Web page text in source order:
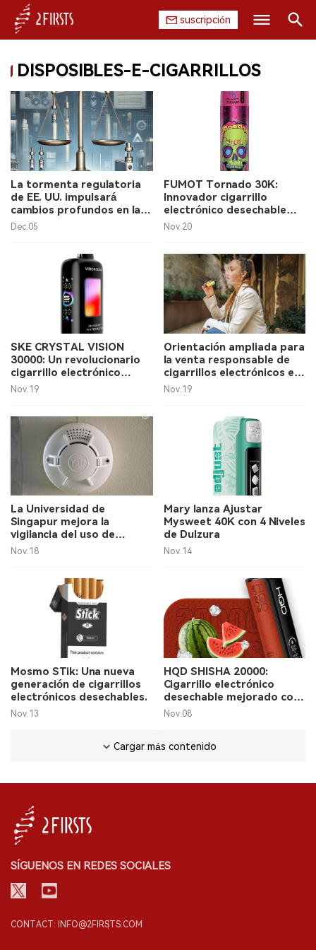
suscripción
INICIO
EMPRESA
PRODUCTO
REGULACIÓN
CHINA
EXPOSICIÓN
ENTREVISTA
DISPOSIBLES-E-CIGARRILLOS
La tormenta regulatoria
de EE. UU. impulsará
cambios profundos en la
cadena de suministro de
CEO de 2Firsts.
Dec.05
FUMOT Tornado 30K:
Innovador cigarrillo
electrónico desechable
sincronizado con música
Nov.20
SKE CRYSTAL VISION
30000: Un revolucionario
cigarrillo electrónico
desechable
Nov.19
Orientación ampliada para
la venta responsable de
cigarrillos electrónicos en
tiendas de conveniencia
Nov.19
La Universidad de
Singapur mejora la
vigilancia del uso de
cigarrillos electrónicos en
Nov.18
Mary lanza Ajustar
Mysweet 40K con 4 Niveles
de Dulzura
Nov.14
Mosmo STik: Una nueva
generación de cigarrillos
electrónicos desechables.
Nov.13
HQD SHISHA 20000:
Cigarrillo electrónico
desechable mejorado con
pantalla LED
Nov.08
Cargar más contenido
SÍGUENOS EN REDES SOCIALES
CONTACT: INFO@2FIRSTS.COM